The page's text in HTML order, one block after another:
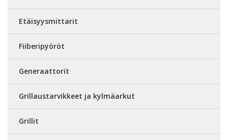
Etäisyysmittarit
Fiiberipyöröt
Generaattorit
Grillaustarvikkeet ja kylmäarkut
Grillit